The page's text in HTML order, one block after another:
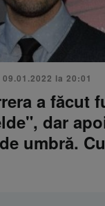
09.01.2022 la 20:01
a făcut
dar
umbră.